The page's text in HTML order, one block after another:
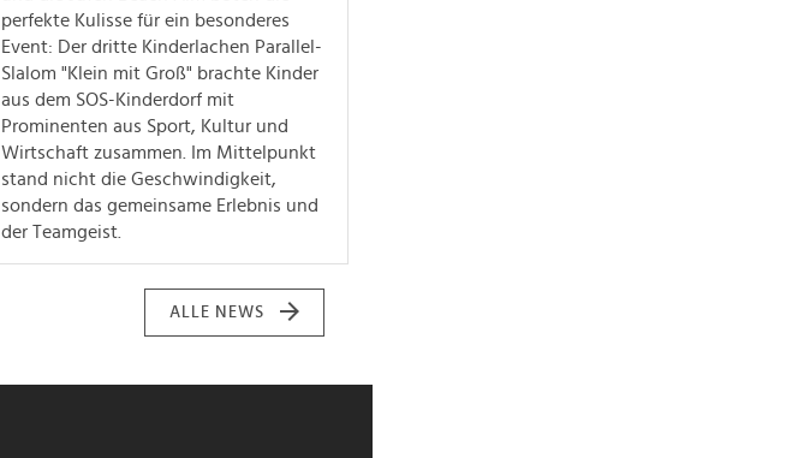
perfekte Kulisse für ein besonderes
Event: Der dritte Kinderlachen Parallel-
Slalom "Klein mit Groß" brachte Kinder
aus dem SOS-Kinderdorf mit
Prominenten aus Sport, Kultur und
Wirtschaft zusammen. Im Mittelpunkt
stand nicht die Geschwindigkeit,
sondern das gemeinsame Erlebnis und
der Teamgeist.
ALLE NEWS